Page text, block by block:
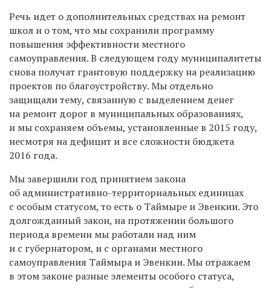
Речь идет о дополнительных средствах на ремонт
школ и о том, что мы сохранили программу
повышения эффективности местного
самоуправления. В следующем году муниципалитеты
снова получат грантовую поддержку на реализацию
проектов по благоустройству. Мы отдельно
защищали тему, связанную с выделением денег
на ремонт дорог в муниципальных образованиях,
и мы сохраняем объемы, установленные в 2015 году,
несмотря на дефицит и все сложности бюджета
2016 года.
Мы завершили год принятием закона
об административно-территориальных единицах
с особым статусом, то есть о Таймыре и Эвенкии. Это
долгожданный закон, на протяжении большого
периода времени мы работали над ним
и с губернатором, и с органами местного
самоуправления Таймыра и Эвенкии. Мы отражаем
в этом законе разные элементы особого статуса,